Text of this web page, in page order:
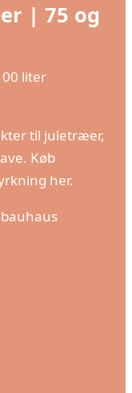
| 75 og
liter
til juletræer,
Køb
her.